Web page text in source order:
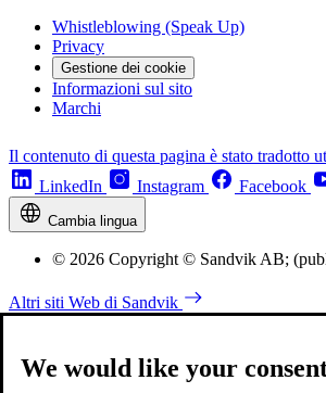
Whistleblowing (Speak Up)
Privacy
Gestione dei cookie
Informazioni sul sito
Marchi
Il contenuto di questa pagina è stato tradotto
LinkedIn
Instagram Facebook
Cambia lingua
© 2026 Copyright © Sandvik AB;
Altri siti Web di Sandvik
We would like your